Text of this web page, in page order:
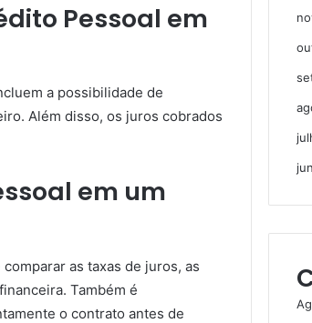
Pessoal em
a possibilidade de
Além disso, os juros cobrados
em um
as taxas de juros, as
Também é
o contrato antes de